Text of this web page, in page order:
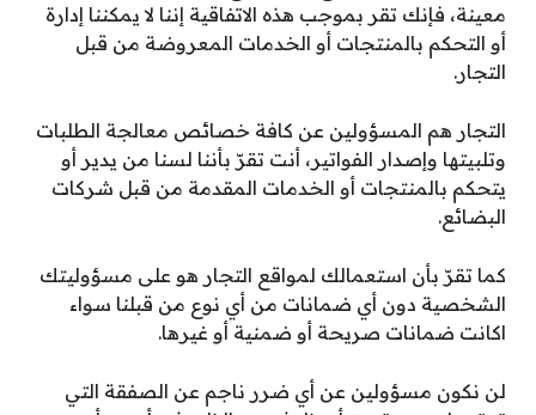
معينة، فإنك تقر بموجب هذه الاتفاقية إننا لا يمكننا إدارة
أو التحكم بالمنتجات أو الخدمات المعروضة من قبل
التجار.
التجار هم المسؤولين عن كافة خصائص معالجة الطلبات
وتلبيتها وإصدار الفواتير، أنت تقرّ بأننا لسنا من يدير أو
يتحكم بالمنتجات أو الخدمات المقدمة من قبل شركات
البضائع.
كما تقرّ بأن استعمالك لمواقع التجار هو على مسؤوليتك
الشخصية دون أي ضمانات من أي نوع من قبلنا سواء
اكانت ضمانات صريحة أو ضمنية أو غيرها.
لن نكون مسؤولين عن أي ضرر ناجم عن الصفقة التي